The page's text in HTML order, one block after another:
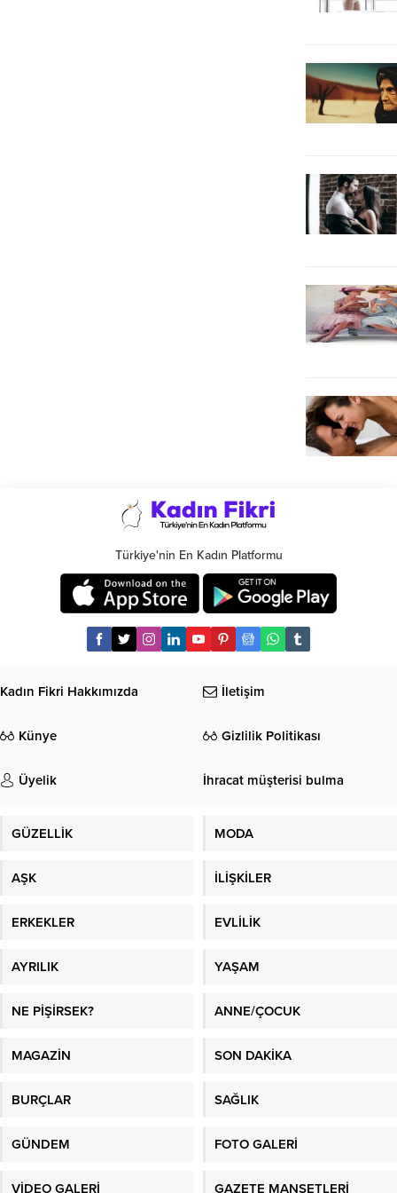
Türkiye'nin En Kadın Platformu
Kadın Fikri Hakkımızda İletişim
Künye Gizlilik Politikası
Üyelik İhracat müşterisi bulma
GÜZELLİK MODA
AŞK İLİŞKİLER
ERKEKLER EVLİLİK
AYRILIK YAŞAM
NE PİŞİRSEK? ANNE/ÇOCUK
MAGAZİN SON DAKİKA
BURÇLAR SAĞLIK
GÜNDEM FOTO GALERİ
VİDEO GALERİ GAZETE MANŞETLERİ